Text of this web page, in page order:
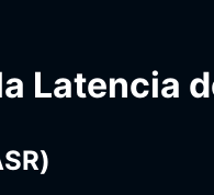
Latencia